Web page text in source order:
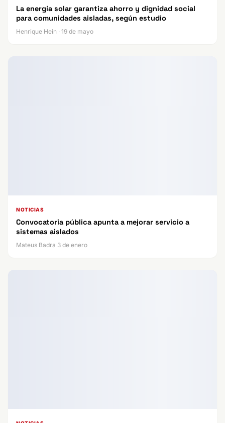
La energía solar garantiza ahorro y dignidad social
para comunidades aisladas, según estudio
Henrique Hein · 19 de mayo
NOTICIAS
Convocatoria pública apunta a mejorar servicio a
sistemas aislados
Mateus Badra 3 de enero